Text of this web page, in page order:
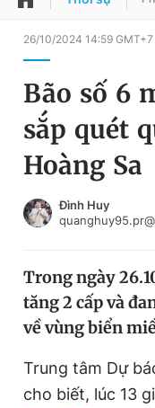
QUẢNG CÁO
Chuyên mục
Chuyên mục khác
Chào ngày mới
Video
Sản phẩm khác
Đổi mật khẩu
Tin đã lưu
Tin đã xem
Đăng xuất
26/10/2024 14:59 GMT+7
Bão số 6
sắp quét
Hoàng Sa
Đình Huy
Trong ngày
tăng 2 cấp và
về vùng biển
Trung tâm Dự
cho biết, lúc 13